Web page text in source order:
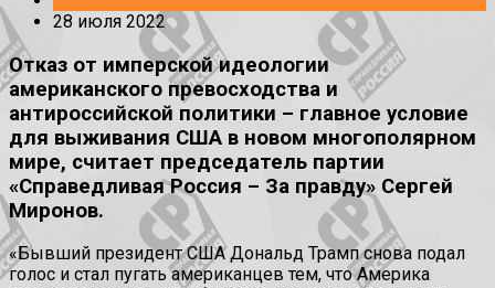
28 июля 2022
Отказ от имперской идеологии
американского превосходства и
антироссийской политики – главное условие
для выживания США в новом многополярном
мире, считает председатель партии
«Справедливая Россия – За правду» Сергей
Миронов.
«Бывший президент США Дональд Трамп снова подал
голос и стал пугать американцев тем, что Америка